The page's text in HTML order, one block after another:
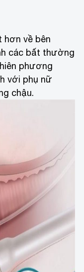
hơn về bên
các bất thường
phương
với phụ nữ
chậu.